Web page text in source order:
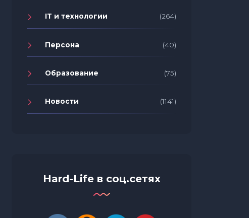
IT и технологии (264)
Персона (40)
Образование (75)
Новости (1141)
Hard-Life в соц.сетях